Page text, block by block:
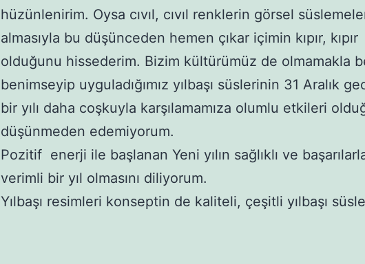
hüzünlenirim. Oysa cıvıl, cıvıl renklerin görsel
almasıyla bu düşünceden hemen çıkar içimin kıpır, kıpır
olduğunu hissederim. Bizim kültürümüz de olmamakla
benimseyip uyguladığımız yılbaşı süslerinin 31 Aralık
bir yılı daha coşkuyla karşılamamıza olumlu etkileri
düşünmeden edemiyorum.
Pozitif enerji ile başlanan Yeni yılın sağlıklı ve
verimli bir yıl olmasını diliyorum.
Yılbaşı resimleri konseptin de kaliteli, çeşitli yılbaşı